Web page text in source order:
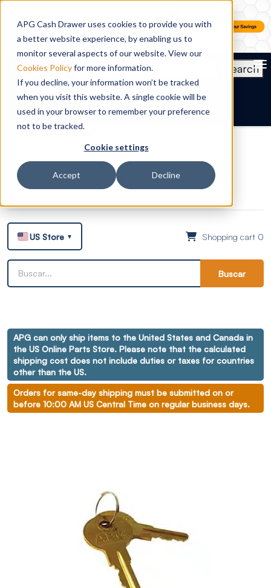
APG Cash Drawer uses cookies to provide you with
a better website experience, by enabling us to
monitor several aspects of our website. View our
Cookies Policyfor more information.
If you decline, your information won’t be tracked
when you visit this website. A single cookie will be
used in your browser to remember your preference
not to be tracked.
Cookie settings
Accept Decline
Search
ES
Online Shopping FAQs
Till Part Number Identifier
Buscar
US Store ▼ Shopping cart 0
APG can only ship items to the United States and Canada in
the US Online Parts Store. Please note that the calculated
shipping cost does not include duties or taxes for countries
other than the US.
Orders for same-day shipping must be submitted on or
before 10:00 AM US Central Time on regular business days.